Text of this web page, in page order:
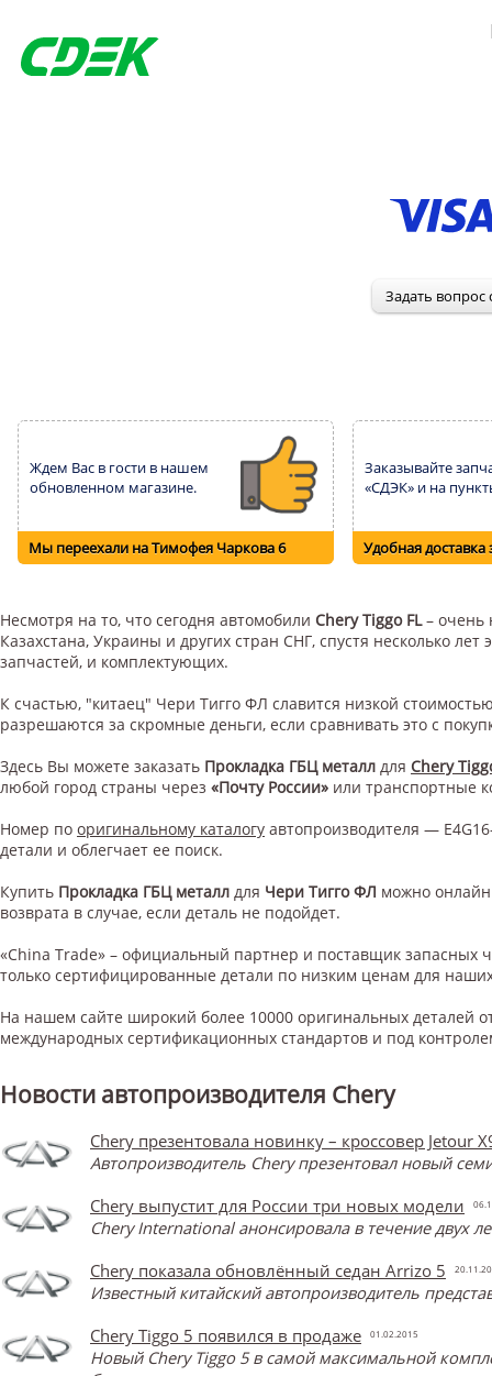
Ждем Вас в гости в нашем
обновленном магазине.
Мы переехали на Тимофея Чаркова 6
Заказывайте
«СДЭК» и на
Удобная доставка
Несмотря на то, что сегодня автомобили Chery Tiggo FL– очень
Казахстана, Украины и других стран СНГ, спустя несколько
запчастей, и комплектующих.
К счастью, "китаец" Чери Тигго ФЛ славится низкой
разрешаются за скромные деньги, если сравнивать это с
Здесь Вы можете заказать Прокладка ГБЦ металл для Chery
любой город страны через «Почту России» или транспортные
Номер по оригинальному каталогу автопроизводителя —
детали и облегчает ее поиск.
Купить Прокладка ГБЦ металл для Чери Тигго ФЛ можно
возврата в случае, если деталь не подойдет.
«China Trade» – официальный партнер и поставщик запасных
только сертифицированные детали по низким ценам для
На нашем сайте широкий более 10000 оригинальных деталей
международных сертификационных стандартов и под
Новости автопроизводителя Chery
Chery презентовала новинку – кроссовер Jetour
Автопроизводитель Chery презентовал новый
Chery выпустит для России три новых модели
Chery International анонсировала в течение двух
Chery показала обновлённый седан Arrizo 5
Известный китайский автопроизводитель
Chery Tiggo 5 появился в продаже
01.02.2015
Новый Chery Tiggo 5 в самой максимальной